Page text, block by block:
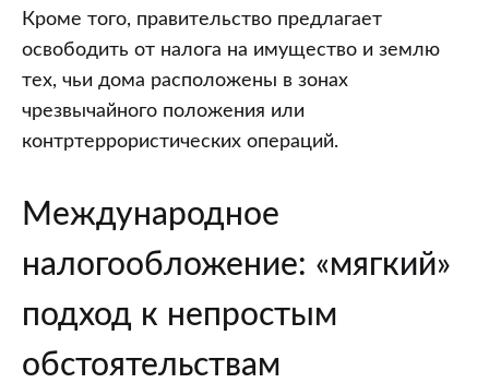
Кроме того, правительство предлагает
освободить от налога на имущество и землю
тех, чьи дома расположены в зонах
чрезвычайного положения или
контртеррористических операций.
Международное
налогообложение: «мягкий»
подход к непростым
обстоятельствам